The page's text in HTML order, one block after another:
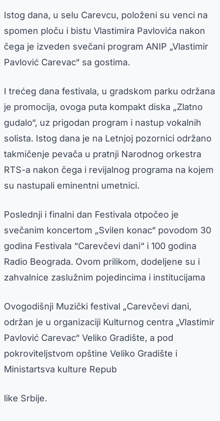
Istog dana, u selu Carevcu, položeni su venci na
spomen ploču i bistu Vlastimira Pavlovića nakon
čega je izveden svečani program ANIP „Vlastimir
Pavlović Carevac“ sa gostima.
I trećeg dana festivala, u gradskom parku održana
je promocija, ovoga puta kompakt diska „Zlatno
gudalo“, uz prigodan program i nastup vokalnih
solista. Istog dana je na Letnjoj pozornici održano
takmičenje pevača u pratnji Narodnog orkestra
RTS-a nakon čega i revijalnog programa na kojem
su nastupali eminentni umetnici.
Poslednji i finalni dan Festivala otpočeo je
svečanim koncertom „Svilen konac“ povodom 30
godina Festivala “Carevčevi dani“ i 100 godina
Radio Beograda. Ovom prilikom, dodeljene su i
zahvalnice zaslužnim pojedincima i institucijama
Ovogodišnji Muzički festival „Carevčevi dani,
održan je u organizaciji Kulturnog centra „Vlastimir
Pavlović Carevac“ Veliko Gradište, a pod
pokroviteljstvom opštine Veliko Gradište i
Ministartsva kulture Repub
like Srbije.